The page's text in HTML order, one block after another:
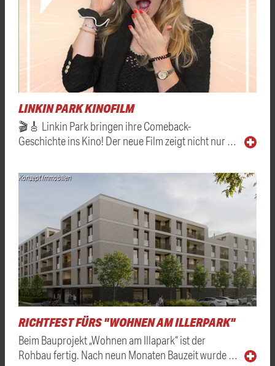
LINKIN PARK KINOFILM
🎬🎸 Linkin Park bringen ihre Comeback-
Geschichte ins Kino! Der neue Film zeigt nicht nur …
Konzept Immobilien
RICHTFEST FÜRS "WOHNEN AM ILLERPARK"
Beim Bauprojekt „Wohnen am Illapark“ ist der
Rohbau fertig. Nach neun Monaten Bauzeit wurde …